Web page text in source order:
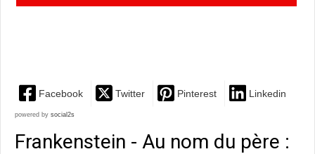
Facebook Twitter Pinterest Linkedin
powered by social2s
Frankenstein - Au nom du père :